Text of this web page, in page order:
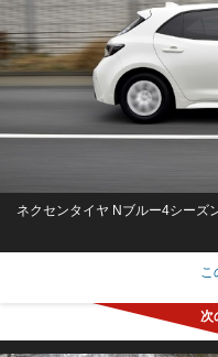
ネクセンタイヤ Nブルー4シーズ